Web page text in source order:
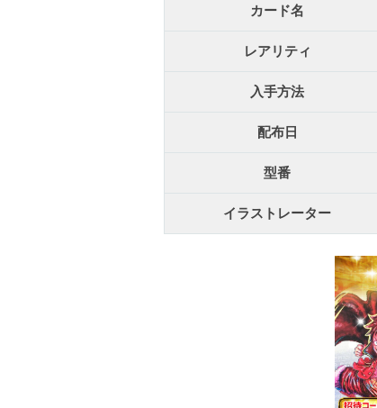
カード名
レアリティ
入手方法
配布日
型番
イラストレーター